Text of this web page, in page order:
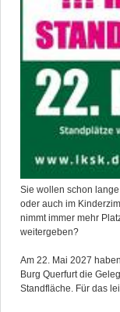
Sie wollen schon
oder auch im
nimmt immer mehr
weitergeben?
Am 22. Mai 2027
Burg Querfurt die
Standfläche. Für das